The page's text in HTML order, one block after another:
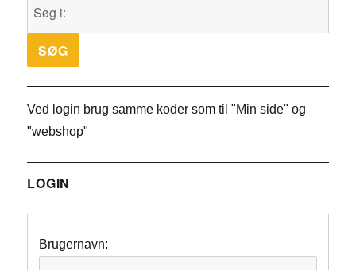
Ved login brug samme koder som til "Min side" og
"webshop"
LOGIN
Brugernavn: